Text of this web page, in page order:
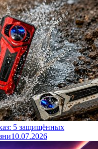
5 защищённых
10.07.2026